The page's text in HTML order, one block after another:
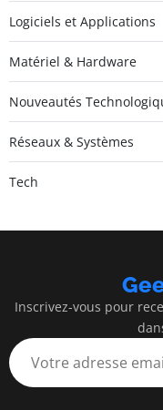
Logiciels et Applications
Matériel & Hardware
Nouveautés
Réseaux & Systèmes
Tech
Inscrivez-vous pour